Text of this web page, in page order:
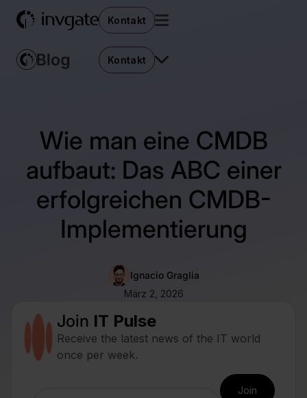
Kontakt
Kontakt
Wie man eine CMDB
aufbaut: Das ABC einer
erfolgreichen CMDB-
Implementierung
Ignacio Graglia
März 2, 2026
Join IT Pulse
Receive the latest news of the IT world
once per week.